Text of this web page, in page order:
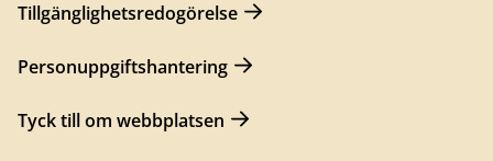
Tillgänglighetsredogörelse
Personuppgiftshantering
Tyck till om webbplatsen